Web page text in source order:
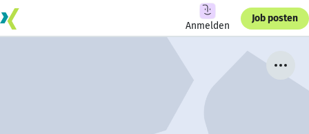
Anmelden
Job posten